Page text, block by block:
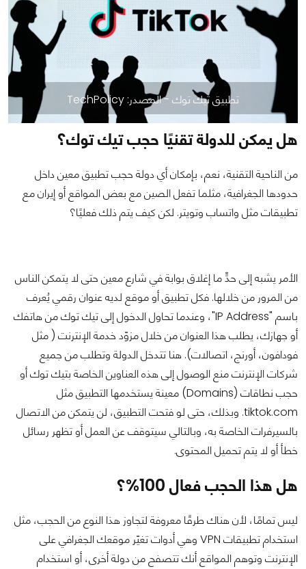
تطبيق تيك توك - المصدر: TechPolicy
هل يمكن للدولة تقنيًا حجب تيك توك؟
من الناحية التقنية، نعم، بإمكان أي دولة حجب تطبيق معين داخل
حدودها الجغرافية، مثلما تفعل الصين مع بعض المواقع أو إيران مع
تطبيقات مثل واتساب وتويتر. لكن كيف يتم ذلك فعليًا؟
الأمر يشبه إلى حدٍّ ما إغلاق بوابة في شارع معين حتى لا يتمكن الناس
من المرور من خلالها. فكل تطبيق أو موقع لديه عنوان رقمي يُعرف
باسم "IP Address"، وعندما تحاول الدخول إلى تيك توك من هاتفك
أو جهازك، يطلب هذا العنوان من خلال مزوّد خدمة الإنترنت ( مثل
فودافون، أورنج، اتصالات). هنا تتدخل الدولة وتطلب من جميع
شركات الإنترنت منع الوصول إلى هذه العناوين الخاصة بتيك توك أو
حجب نطاقات (Domains) معينة يستخدمها التطبيق مثل
tiktok.com. وبذلك، حتى لو فتحت التطبيق، لن يتمكن من الاتصال
بالسيرفرات الخاصة به، وبالتالي سيتوقف عن العمل أو تظهر رسائل
خطأ أو لا يتم تحميل المحتوى.
هل هذا الحجب فعال 100%؟
ليس تمامًا، لأن هناك طرقًا معروفة لتجاوز هذا النوع من الحجب، مثل
استخدام تطبيقات VPN وهي أدوات تغيّر موقعك الجغرافي على
الإنترنت وتوهم المواقع أنك تتصفح من دولة أخرى، أو استخدام